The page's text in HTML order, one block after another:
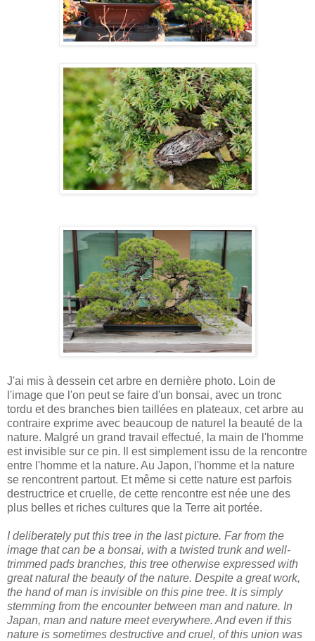
J'ai mis à dessein cet arbre en dernière photo. Loin de
l'image que l'on peut se faire d'un bonsai, avec un tronc
tordu et des branches bien taillées en plateaux, cet arbre au
contraire exprime avec beaucoup de naturel la beauté de la
nature. Malgré un grand travail effectué, la main de l'homme
est invisible sur ce pin. Il est simplement issu de la rencontre
entre l'homme et la nature. Au Japon, l'homme et la nature
se rencontrent partout. Et même si cette nature est parfois
destructrice et cruelle, de cette rencontre est née une des
plus belles et riches cultures que la Terre ait portée.
I deliberately put this tree in the last picture. Far from the
image that can be a bonsai, with a twisted trunk and well-
trimmed pads branches, this tree otherwise expressed with
great natural the beauty of the nature. Despite a great work,
the hand of man is invisible on this pine tree. It is simply
stemming from the encounter between man and nature. In
Japan, man and nature meet everywhere. And even if this
nature is sometimes destructive and cruel, ofthis union was